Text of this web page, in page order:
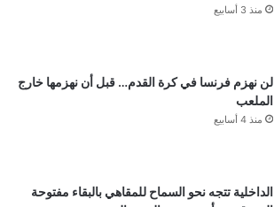
منذ 3 أسابيع
لن نهزم فرنسا في كرة القدم… قبل أن نهزمها خارج
الملعب
منذ 4 أسابيع
الداخلية تتجه نحو السماح للمقاهي بالبقاء مفتوحة